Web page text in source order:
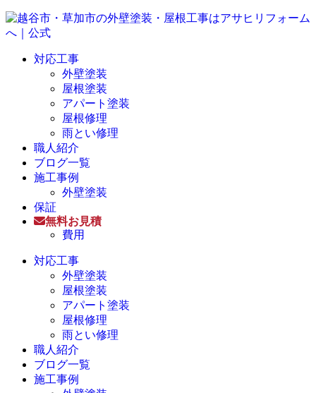
対応工事
外壁塗装
屋根塗装
アパート塗装
屋根修理
雨とい修理
職人紹介
ブログ一覧
施工事例
外壁塗装
保証
無料お見積
費用
対応工事
外壁塗装
屋根塗装
アパート塗装
屋根修理
雨とい修理
職人紹介
ブログ一覧
施工事例